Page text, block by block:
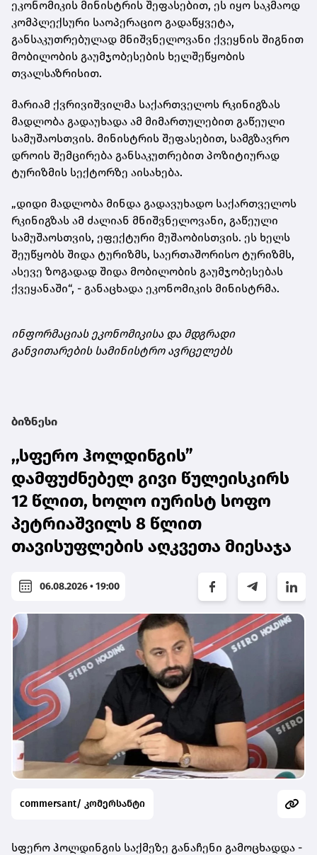
ეკონომიკის მინისტრის შეფასებით, ეს იყო საკმაოდ
კომპლექსური საოპერაციო გადაწყვეტა,
განსაკუთრებულად მნიშვნელოვანი ქვეყნის შიგნით
მობილობის გაუმჯობესების ხელშეწყობის
თვალსაზრისით.
მარიამ ქვრივიშვილმა საქართველოს რკინიგზას
მადლობა გადაუხადა ამ მიმართულებით გაწეული
სამუშაოსთვის. მინისტრის შეფასებით, სამგზავრო
დროის შემცირება განსაკუთრებით პოზიტიურად
ტურიზმის სექტორზე აისახება.
„დიდი მადლობა მინდა გადავუხადო საქართველოს
რკინიგზას ამ ძალიან მნიშვნელოვანი, გაწეული
სამუშაოსთვის, ეფექტური მუშაობისთვის. ეს ხელს
შეუწყობს შიდა ტურიზმს, საერთაშორისო ტურიზმს,
ასევე ზოგადად შიდა მობილობის გაუმჯობესებას
ქვეყანაში“, - განაცხადა ეკონომიკის მინისტრმა.
ინფორმაციას ეკონომიკისა და მდგრადი
განვითარების სამინისტრო ავრცელებს
ბიზნესი
,,სფერო ჰოლდინგის”
დამფუძნებელ გივი წულეისკირს
12 წლით, ხოლო იურისტ სოფო
პეტრიაშვილს 8 წლით
თავისუფლების აღკვეთა მიესაჯა
06.08.2026 • 19:00
commersant/ კომერსანტი
სფერო ჰოლდინგის საქმეზე განაჩენი გამოცხადდა -